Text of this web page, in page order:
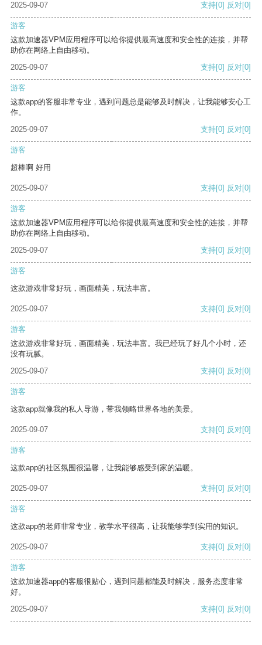
2025-09-07 支持[0] 反对[0]
游客
这款加速器VPM应用程序可以给你提供最高速度和安全性的连接，并帮
助你在网络上自由移动。
2025-09-07
支持[0] 反对[0]
游客
这款app的客服非常专业，遇到问题总是能够及时解决，让我能够安心工
作。
2025-09-07
支持[0] 反对[0]
游客
超棒啊 好用
2025-09-07 支持[0] 反对[0]
游客
这款加速器VPM应用程序可以给你提供最高速度和安全性的连接，并帮
助你在网络上自由移动。
2025-09-07
支持[0] 反对[0]
游客
这款游戏非常好玩，画面精美，玩法丰富。
2025-09-07 支持[0] 反对[0]
游客
这款游戏非常好玩，画面精美，玩法丰富。我已经玩了好几个小时，还
没有玩腻。
2025-09-07
支持[0] 反对[0]
游客
这款app就像我的私人导游，带我领略世界各地的美景。
2025-09-07 支持[0] 反对[0]
游客
这款app的社区氛围很温馨，让我能够感受到家的温暖。
2025-09-07 支持[0] 反对[0]
游客
这款app的老师非常专业，教学水平很高，让我能够学到实用的知识。
2025-09-07 支持[0] 反对[0]
游客
这款加速器app的客服很贴心，遇到问题都能及时解决，服务态度非常
好。
2025-09-07
支持[0] 反对[0]